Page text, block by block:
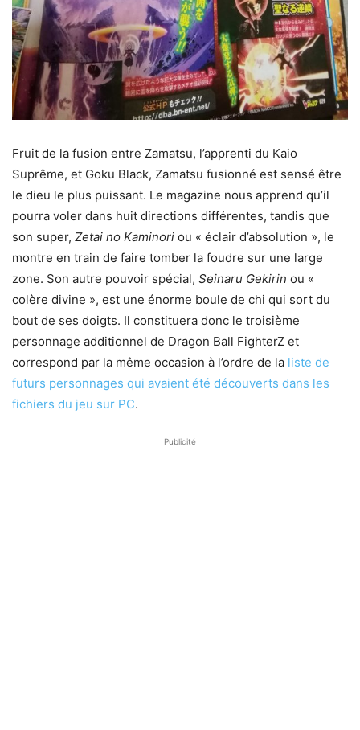
Fruit de la fusion entre Zamatsu, l’apprenti du Kaio
Suprême, et Goku Black, Zamatsu fusionné est sensé être
le dieu le plus puissant. Le magazine nous apprend qu’il
pourra voler dans huit directions différentes, tandis que
son super, Zetai no Kaminori ou « éclair d’absolution », le
montre en train de faire tomber la foudre sur une large
zone. Son autre pouvoir spécial, Seinaru Gekirin ou «
colère divine », est une énorme boule de chi qui sort du
bout de ses doigts. Il constituera donc le troisième
personnage additionnel de Dragon Ball FighterZ et
correspond par la même occasion à l’ordre de la liste de
futurs personnages qui avaient été découverts dans les
fichiers du jeu sur PC.
Publicité